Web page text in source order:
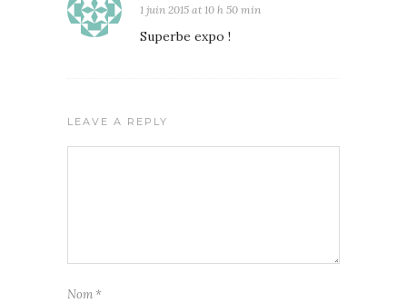
1 juin 2015 at 10 h 50 min
Superbe expo !
LEAVE A REPLY
Nom *